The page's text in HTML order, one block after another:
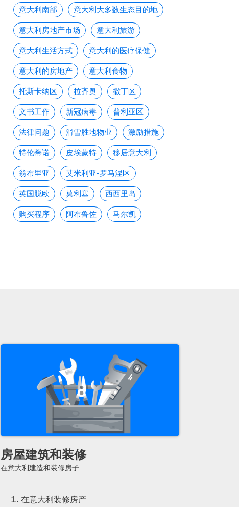
意大利南部 意大利大多数生态目的地
意大利房地产市场 意大利旅游
意大利生活方式 意大利的医疗保健
意大利的房地产 意大利食物
托斯卡纳区 拉齐奥 撒丁区
文书工作 新冠病毒 普利亚区
法律问题 滑雪胜地物业 激励措施
特伦蒂诺 皮埃蒙特 移居意大利
翁布里亚 艾米利亚-罗马涅区
英国脱欧 莫利塞 西西里岛
购买程序 阿布鲁佐 马尔凯
房屋建筑和装修
在意大利建造和装修房子
在意大利装修房产